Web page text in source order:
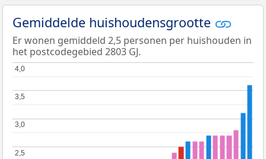
Gemiddelde huishoudensgrootte
Er wonen gemiddeld 2,5 personen per huishouden in
het postcodegebied 2803 GJ.
2,5
2,5
3,0
3,0
3,5
3,5
4,0
4,0